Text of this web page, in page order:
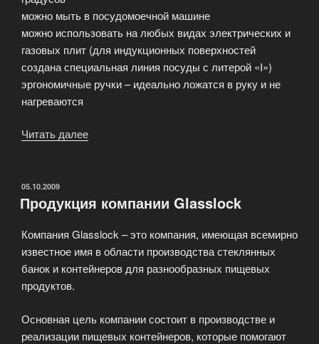
можно мыть в посудомоечной машине
можно использовать на любых видах электрических и
газовых плит (для индукционных поверхностей
создана специальная линия посуды с литерой «I»)
эргономичные ручки – идеально ложатся в руку и не
нагреваются
Читать далее
ОПУБЛИКОВАНО
05.10.2009
Продукция компании Glasslock
Компания Glasslock – это компания, имеющая всемирно
известное имя в области производства стеклянных
банок и контейнеров для разнообразных пищевых
продуктов.
Основная цель компании состоит в производстве и
реализации пищевых контейнеров, которые помогают